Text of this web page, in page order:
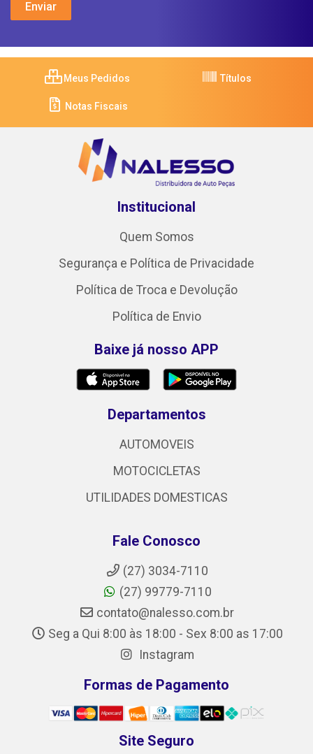
Meus Pedidos Títulos
Notas Fiscais
Institucional
Quem Somos
Segurança e Política de Privacidade
Política de Troca e Devolução
Política de Envio
Baixe já nosso APP
Departamentos
AUTOMOVEIS
MOTOCICLETAS
UTILIDADES DOMESTICAS
Fale Conosco
(27) 3034-7110
(27) 99779-7110
contato@nalesso.com.br
Seg a Qui 8:00 às 18:00 - Sex 8:00 as 17:00
Instagram
Formas de Pagamento
Site Seguro